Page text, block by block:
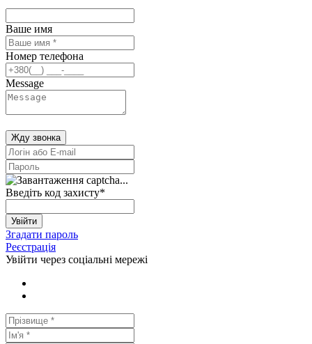
Ваше имя
Номер телефона
Message
Жду звонка
Введіть код захисту*
Увійти
Згадати пароль
Реєстрація
Увійти через соціальні мережі